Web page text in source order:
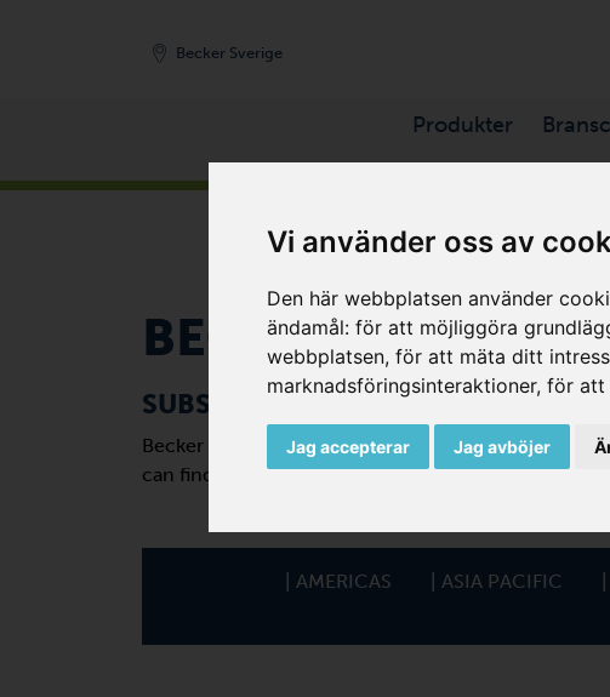
Vi använder oss av
Den här webbplatsen använder
ändamål: för att möjliggöra
webbplatsen, för att mäta ditt
marknadsföringsinteraktioner, för att
Jag accepterar Jag avböjer
Becker Sverige
Produkter
BECKER
SUBSIDIARIES AND DISTRIBUTION
Becker has a global sales and service network with
can find the contact details here.
| AMERICAS | ASIA PACIFIC